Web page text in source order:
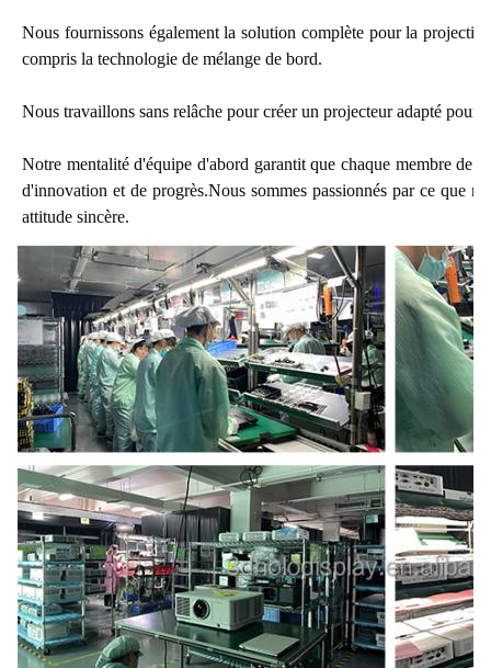
Nous fournissons également la solution complète pour la
compris la technologie de mélange de bord.
Nous travaillons sans relâche pour créer un projecteur adapté pour
Notre mentalité d'équipe d'abord garantit que chaque membre de
d'innovation et de progrès.Nous sommes passionnés par ce que
attitude sincère.